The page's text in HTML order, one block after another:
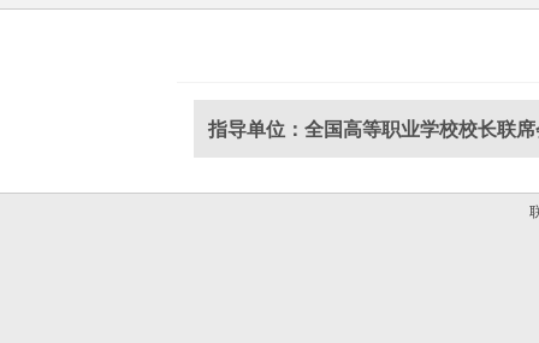
指导单位：全国高等职业学校校长联